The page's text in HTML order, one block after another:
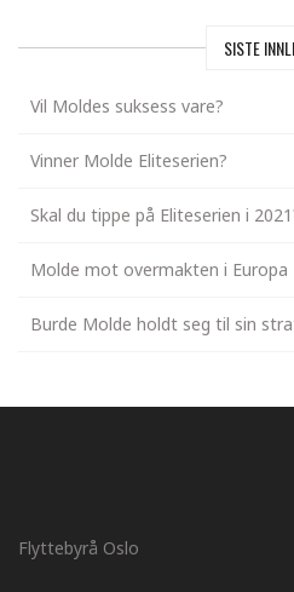
SISTE
Vil Moldes suksess vare?
Vinner Molde Eliteserien?
Skal du tippe på Eliteserien i
Molde mot overmakten i Europa
Burde Molde holdt seg til sin
Flyttebyrå Oslo